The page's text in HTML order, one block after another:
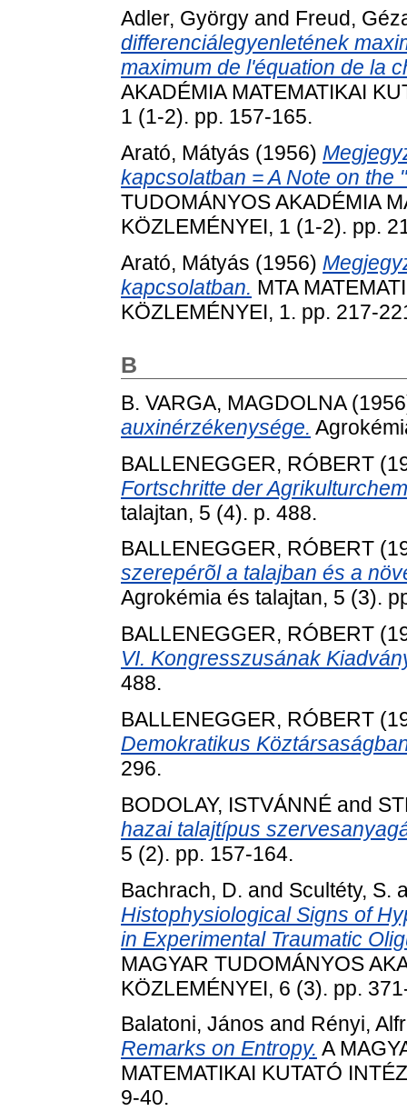
Adler, György and Freud,
differenciálegyenletének
maximum de l'équation de la
AKADÉMIA MATEMATIKAI
1 (1-2). pp. 157-165.
Arató, Mátyás (1956)
kapcsolatban = A Note on the
TUDOMÁNYOS AKADÉMIA
KÖZLEMÉNYEI, 1 (1-2). pp.
Arató, Mátyás (1956)
kapcsolatban. MTA
KÖZLEMÉNYEI, 1. pp. 217-
B
B. VARGA, MAGDOLNA
auxinérzékenysége.
BALLENEGGER, RÓBERT
Fortschritte der
talajtan, 5 (4). p. 488.
BALLENEGGER, RÓBERT
szerepérõl a talajban és a
Agrokémia és talajtan, 5 (3).
BALLENEGGER, RÓBERT
VI. Kongresszusának
488.
BALLENEGGER, RÓBERT
Demokratikus
296.
BODOLAY, ISTVÁNNÉ and
hazai talajtípus
5 (2). pp. 157-164.
Bachrach, D. and Scultéty, S.
Histophysiological Signs of
in Experimental Traumatic
MAGYAR TUDOMÁNYOS
KÖZLEMÉNYEI, 6 (3). pp.
Balatoni, János and Rényi,
Remarks on Entropy. A
MATEMATIKAI KUTATÓ
9-40.